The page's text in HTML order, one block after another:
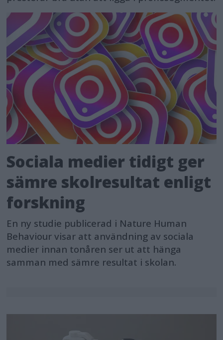
Sociala medier tidigt ger
sämre skolresultat enligt
forskning
En ny studie publicerad i Nature Human
Behaviour visar att användning av sociala
medier innan tonåren ser ut att hänga
samman med sämre resultat i skolan.